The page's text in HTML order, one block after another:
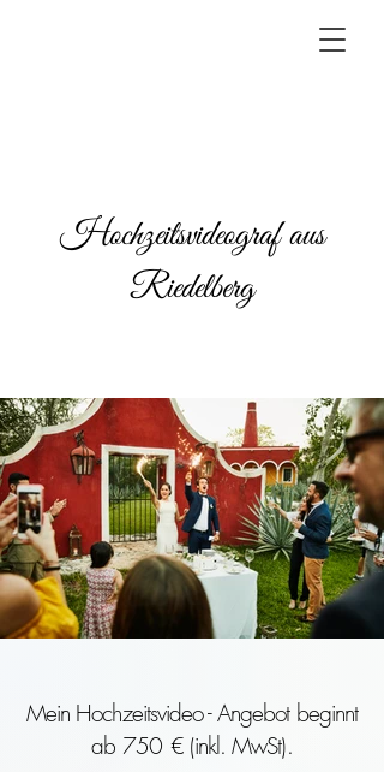
Hochzeitsvideograf aus
Riedelberg
Mein Hochzeitsvideo - Angebot beginnt
ab 750 € (inkl. MwSt).